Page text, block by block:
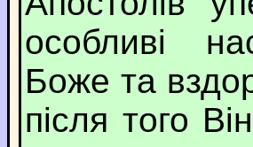
особливі
Боже та
після того